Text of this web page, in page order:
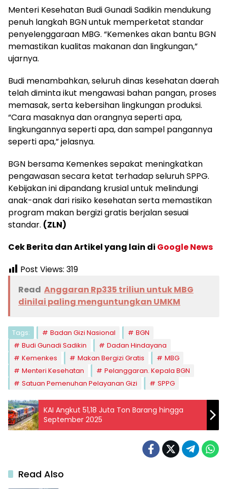
Menteri Kesehatan Budi Gunadi Sadikin mendukung
penuh langkah BGN untuk memperketat standar
penyelenggaraan MBG. “Kemenkes akan bantu BGN
memastikan kualitas makanan dan lingkungan,”
ujarnya.
Budi menambahkan, seluruh dinas kesehatan daerah
telah diminta ikut mengawasi bahan pangan, proses
memasak, serta kebersihan lingkungan produksi.
“Cara masaknya dan orangnya seperti apa,
lingkungannya seperti apa, dan sampel pangannya
seperti apa,” jelasnya.
BGN bersama Kemenkes sepakat meningkatkan
pengawasan secara ketat terhadap seluruh SPPG.
Kebijakan ini dipandang krusial untuk melindungi
anak-anak dari risiko kesehatan serta memastikan
program makan bergizi gratis berjalan sesuai
standar. (ZLN)
Cek Berita dan Artikel yang lain di Google News
Post Views: 319
Read Anggaran Rp335 triliun untuk MBG
dinilai paling menguntungkan UMKM
Tags: Badan Gizi Nasional
BGN
Budi Gunadi Sadikin
Dadan Hindayana
Kemenkes
Makan Bergizi Gratis
MBG
Menteri Kesehatan
Pelanggaran. Kepala BGN
Satuan Pemenuhan Pelayanan Gizi
SPPG
KAI Angkut 51,18 Juta Ton Barang hingga
September 2025
Read Also